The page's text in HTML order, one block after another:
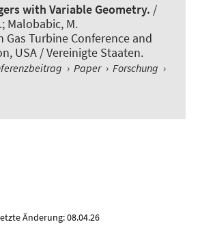
with Variable Geometry. /
Malobabic, M.
Gas Turbine Conference and
USA / Vereinigte Staaten.
› Paper › Forschung ›
Änderung: 08.04.26